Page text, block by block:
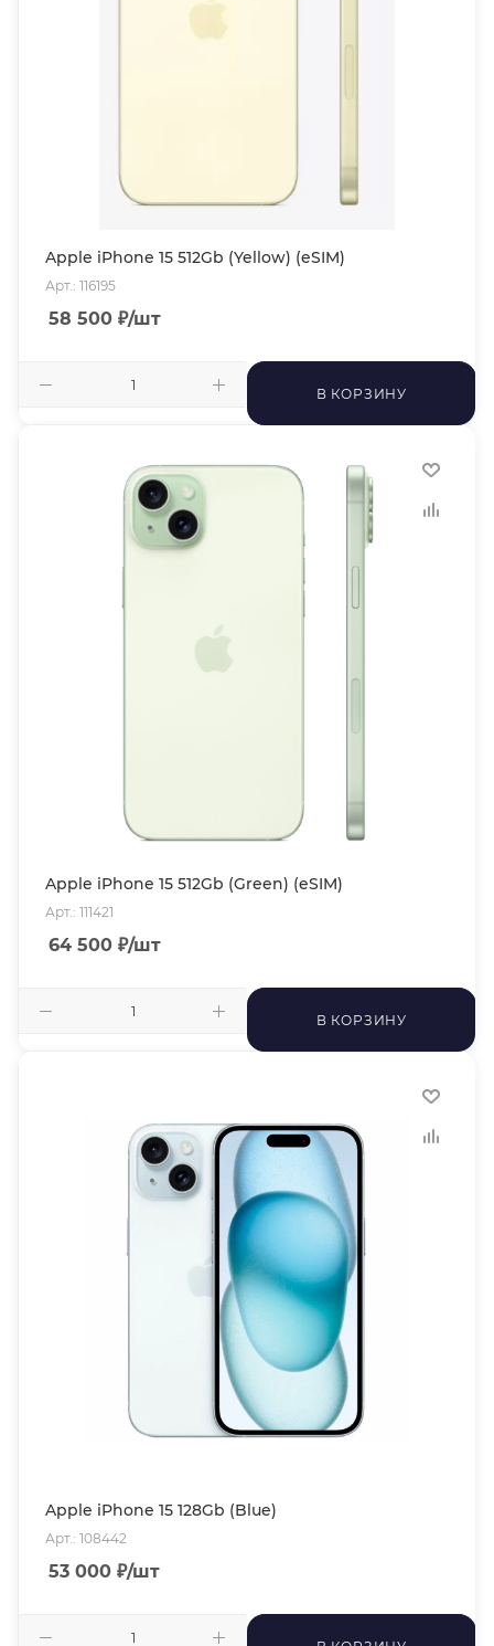
Apple iPhone 15 512Gb (Yellow) (eSIM)
Арт.: 116195
58 500 ₽/шт
В КОРЗИНУ
Apple iPhone 15 512Gb (Green) (eSIM)
Арт.: 111421
64 500 ₽/шт
В КОРЗИНУ
Apple iPhone 15 128Gb (Blue)
Арт.: 108442
53 000 ₽/шт